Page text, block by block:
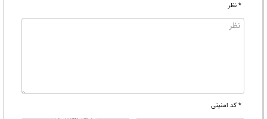
* نظر
* کد امنیتی